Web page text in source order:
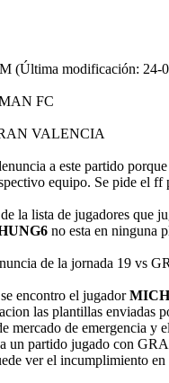
(Última modificación: 24-
FC
VALENCIA
a este partido
equipo. Se pide el
la lista de jugadores
no esta en ninguna
de la jornada 19 vs
encontro el jugador
las plantillas enviadas
mercado de emergencia y
un partido jugado con
ver el incumplimiento